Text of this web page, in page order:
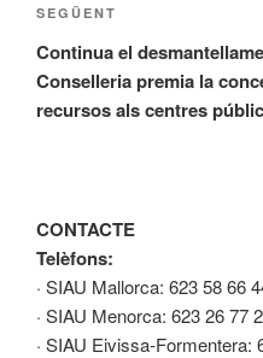
Entrada
següent
SEGÜENT
Continua el
Conselleria premia la
recursos als centres
CONTACTE
Telèfons:
· SIAU Mallorca: 623 58 66
· SIAU Menorca: 623 26 77
· SIAU Eivissa-Formentera: